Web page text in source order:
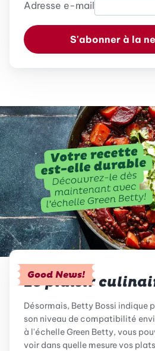
Adresse e-mail
S'abonner à la
Good News!
Le plaisir
Désormais, Betty Bossi indique
son niveau de compatibilité
à l'échelle Green Betty, vous
voir dans quelle mesure vos